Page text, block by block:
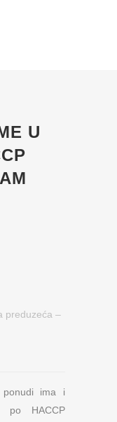
U
preduzeća –
ima i
po HACCP